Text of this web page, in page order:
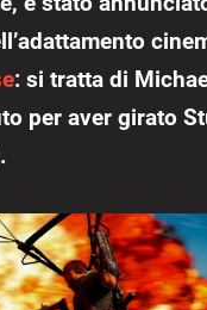
: si tratta di
per aver girato